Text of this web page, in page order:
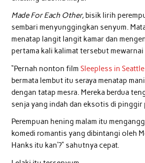
Made For Each Other, bisik lirih
sembari menyunggingkan senyum.
menatap langit langit kamar dan
pertama kali kalimat tersebut
“Pernah nonton film Sleepless in Seattle
bermata lembut itu seraya menatap
dengan tatap mesra. Mereka berdua
senja yang indah dan eksotis di pinggir
Perempuan hening malam itu
komedi romantis yang dibintangi oleh
Hanks itu kan’?” sahutnya cepat.